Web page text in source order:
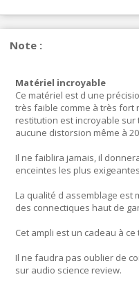
Note :
Matériel incroyable
Ce matériel est d une
très faible comme à très fort
restitution est incroyable
aucune distorsion même à
Il ne faiblira jamais, il
enceintes les plus
La qualité d assemblage est
des connectiques haut de
Cet ampli est un cadeau à ce
Il ne faudra pas oublier de
sur audio science review.